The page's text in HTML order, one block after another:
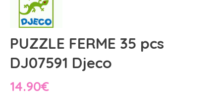
PUZZLE FERME 35 pcs
DJ07591 Djeco
14.90€